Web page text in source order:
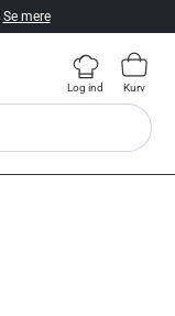
Se mere
Log ind Kurv